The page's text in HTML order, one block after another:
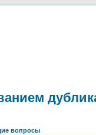
вопросы